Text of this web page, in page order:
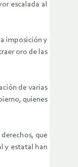
escalada al
imposición y
oro de las
de varias
quienes
que
y estatal han